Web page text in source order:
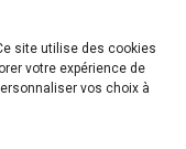
site utilise des cookies
votre expérience de
vos choix à